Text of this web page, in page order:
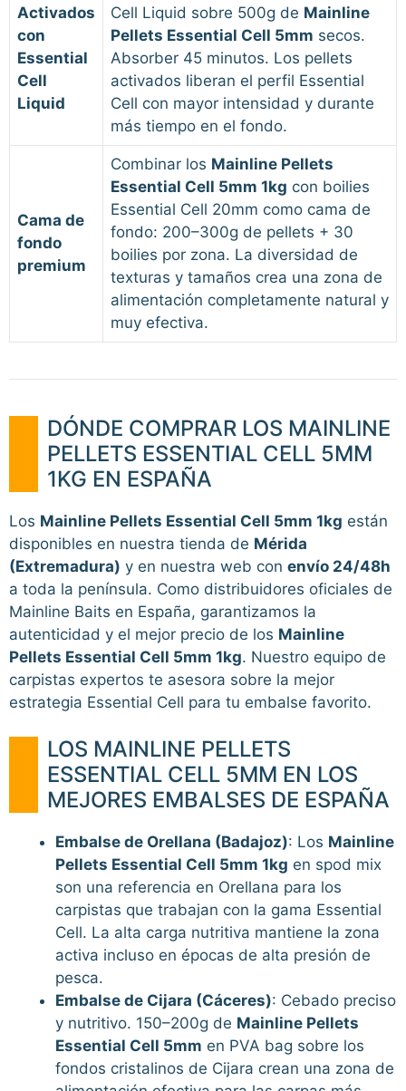
Activados
con
Essential
Cell
Liquid
Cell Liquid sobre 500g de Mainline
Pellets Essential Cell 5mm secos.
Absorber 45 minutos. Los pellets
activados liberan el perfil Essential
Cell con mayor intensidad y durante
más tiempo en el fondo.
Cama de
fondo
premium
Combinar los Mainline Pellets
Essential Cell 5mm 1kg con boilies
Essential Cell 20mm como cama de
fondo: 200–300g de pellets + 30
boilies por zona. La diversidad de
texturas y tamaños crea una zona de
alimentación completamente natural y
muy efectiva.
DÓNDE COMPRAR LOS MAINLINE
PELLETS ESSENTIAL CELL 5MM
1KG EN ESPAÑA
Los Mainline Pellets Essential Cell 5mm 1kg están
disponibles en nuestra tienda de Mérida
(Extremadura) y en nuestra web con envío 24/48h
a toda la península. Como distribuidores oficiales de
Mainline Baits en España, garantizamos la
autenticidad y el mejor precio de los Mainline
Pellets Essential Cell 5mm 1kg. Nuestro equipo de
carpistas expertos te asesora sobre la mejor
estrategia Essential Cell para tu embalse favorito.
LOS MAINLINE PELLETS
ESSENTIAL CELL 5MM EN LOS
MEJORES EMBALSES DE ESPAÑA
Embalse de Orellana (Badajoz): Los Mainline
Pellets Essential Cell 5mm 1kg en spod mix
son una referencia en Orellana para los
carpistas que trabajan con la gama Essential
Cell. La alta carga nutritiva mantiene la zona
activa incluso en épocas de alta presión de
pesca.
Embalse de Cijara (Cáceres): Cebado preciso
y nutritivo. 150–200g de Mainline Pellets
Essential Cell 5mm en PVA bag sobre los
fondos cristalinos de Cijara crean una zona de